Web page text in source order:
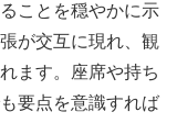
ことを穏やかに示
が交互に現れ、観
ます。座席や持ち
要点を意識すれば